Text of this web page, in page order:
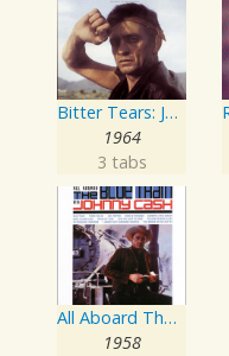
Bitter Tears: Johnny Cash Sings Ballads Of The American Indian
1964
3 tabs
All Aboard The Blue Train
1958